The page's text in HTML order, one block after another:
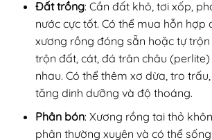
Đất trồng: Cần đất khô, tơi xốp,
nước cực tốt. Có thể mua hỗn hợp
xương rồng đóng sẵn hoặc tự
trộn đất, cát, đá trân châu
nhau. Có thể thêm xơ dừa, tro
tăng dinh dưỡng và độ thoáng.
Phân bón: Xương rồng tai thỏ
phân thường xuyên và có thể